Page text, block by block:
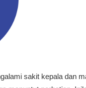
sakit kepala dan